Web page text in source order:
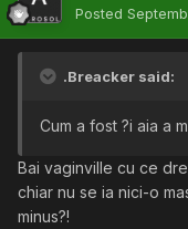
Posted
.Breacker said:
Cum a fost ?i aia a
Bai vaginville cu ce
chiar nu se ia nici-o
minus?!